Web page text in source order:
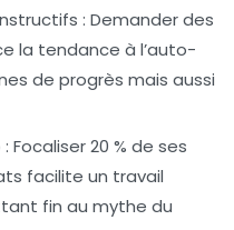
: Demander des
la tendance à l’auto-
de progrès mais aussi
: Focaliser 20 % de ses
facilite un travail
fin au mythe du